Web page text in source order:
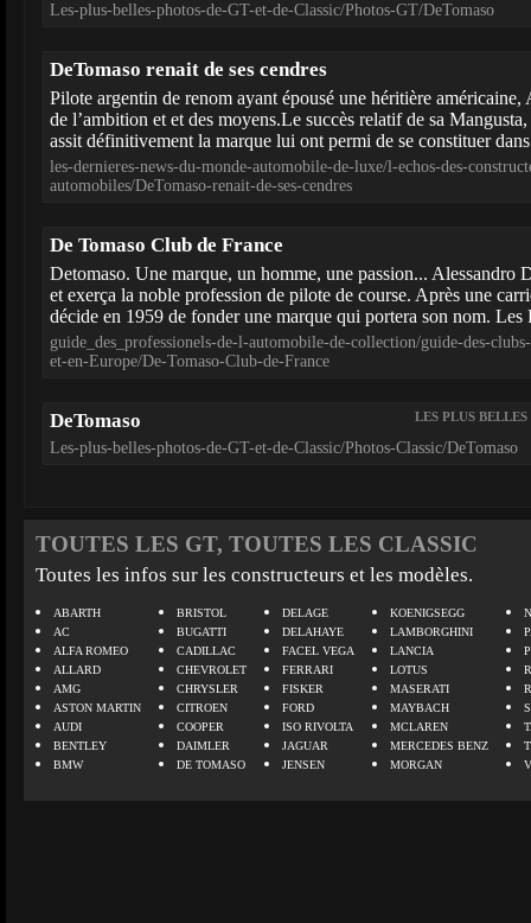
Les-plus-belles-photos-de-GT-et-de-Classic/Photos-GT/DeTomaso
DeTomaso renait de ses cendres
Pilote argentin de renom ayant épousé une héritière
de l’ambition et et des moyens.Le succès relatif de sa
assit définitivement la marque lui ont permi de se constituer
les-dernieres-news-du-monde-automobile-de-luxe/l-echos-des-
automobiles/DeTomaso-renait-de-ses-cendres
De Tomaso Club de France
Detomaso. Une marque, un homme, une passion... Alessandro
et exerça la noble profession de pilote de course. Après une
décide en 1959 de fonder une marque qui portera son nom. Les
guide_des_professionels-de-l-automobile-de-collection/guide-des-
et-en-Europe/De-Tomaso-Club-de-France
LES PLUS
DeTomaso
Les-plus-belles-photos-de-GT-et-de-Classic/Photos-Classic/DeTomaso
TOUTES LES GT, TOUTES LES CLASSIC
Toutes les infos sur les constructeurs et les modèles.
ABARTH
AC
ALFA ROMEO
ALLARD
AMG
ASTON MARTIN
AUDI
BENTLEY
BMW
BRISTOL
BUGATTI
CADILLAC
CHEVROLET
CHRYSLER
CITROEN
COOPER
DAIMLER
DE TOMASO
DELAGE
DELAHAYE
FACEL VEGA
FERRARI
FISKER
FORD
ISO RIVOLTA
JAGUAR
JENSEN
KOENIGSEGG
LAMBORGHINI
LANCIA
LOTUS
MASERATI
MAYBACH
MCLAREN
MERCEDES BENZ
MORGAN